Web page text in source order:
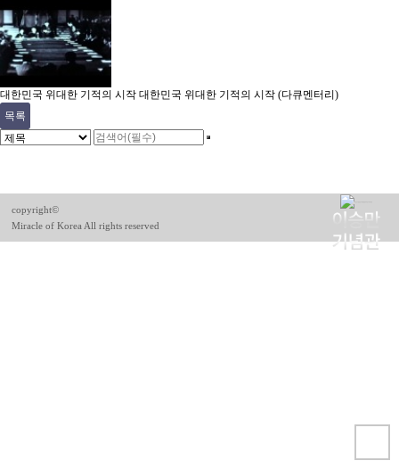
대한민국 위대한 기적의 시작 대한민국 위대한 기적의 시작 (다큐멘터리)
목록
copyright©
Miracle of Korea All rights reserved